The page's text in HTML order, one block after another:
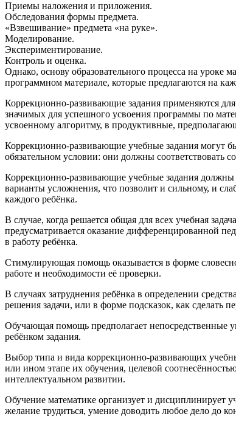
Приемы наложения и приложения.
Обследования формы предмета.
«Взвешивание» предмета «на руке».
Моделирование.
Экспериментирование.
Контроль и оценка.
Однако, основу образовательного процесса на
программном материале, которые предлагаются на
Коррекционно-развивающие задания применяются
значимых для успешного усвоения программы по
усвоенному алгоритму, в продуктивные,
Коррекционно-развивающие учебные задания могут
обязательном условии: они должны соответствовать
Коррекционно-развивающие учебные задания должны
варианты усложнения, что позволит и сильному, и
каждого ребёнка.
В случае, когда решается общая для всех учебная
предусматривается оказание дифференцированной
в работу ребёнка.
Стимулирующая помощь оказывается в форме
работе и необходимости её проверки.
В случаях затруднения ребёнка в определении
решения задачи, или в форме подсказок, как сделать
Обучающая помощь предполагает непосредственные
ребёнком задания.
Выбор типа и вида коррекционно-развивающих
или ином этапе их обучения, целевой
интеллектуальном развитии.
Обучение математике организует и дисциплинирует
желание трудиться, умение доводить любое дело до